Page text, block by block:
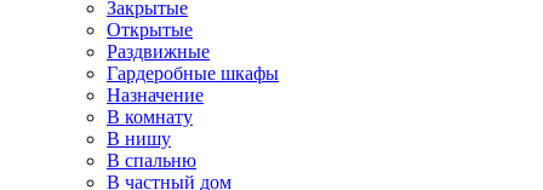
Закрытые
Открытые
Раздвижные
Гардеробные шкафы
Назначение
В комнату
В нишу
В спальню
В частный дом